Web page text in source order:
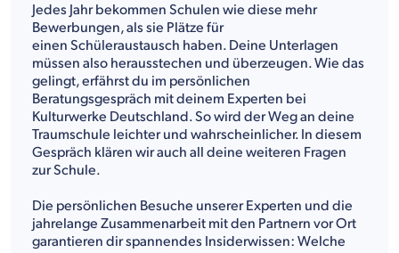
Jedes Jahr bekommen Schulen wie diese mehr
Bewerbungen, als sie Plätze für
einen Schüleraustausch haben. Deine Unterlagen
müssen also herausstechen und überzeugen. Wie das
gelingt, erfährst du im persönlichen
Beratungsgespräch mit deinem Experten bei
Kulturwerke Deutschland. So wird der Weg an deine
Traumschule leichter und wahrscheinlicher. In diesem
Gespräch klären wir auch all deine weiteren Fragen
zur Schule.
Die persönlichen Besuche unserer Experten und die
jahrelange Zusammenarbeit mit den Partnern vor Ort
garantieren dir spannendes Insiderwissen: Welche